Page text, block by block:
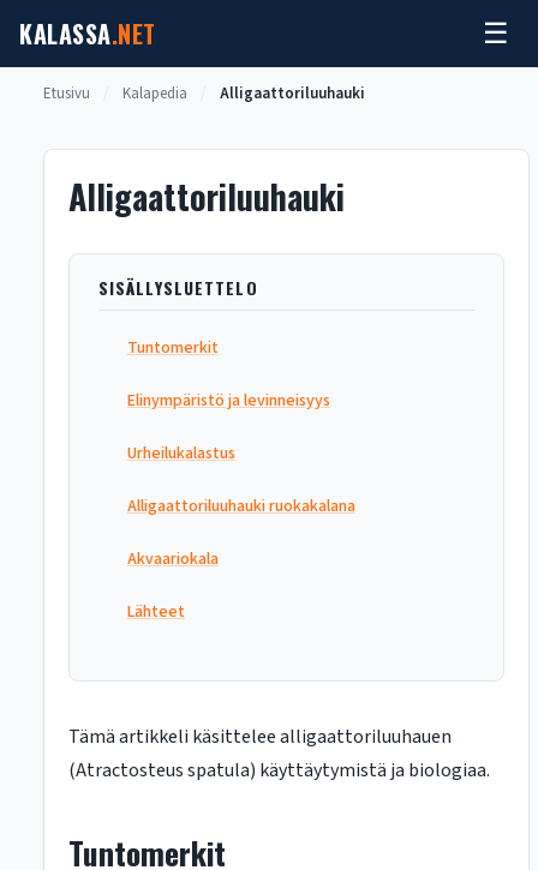
sisältöön
KALASSA.NET ☰
Etusivu Kalapedia Alligaattoriluuhauki
Alligaattoriluuhauki
SISÄLLYSLUETTELO
Tuntomerkit
Elinympäristö ja levinneisyys
Urheilukalastus
Alligaattoriluuhauki ruokakalana
Akvaariokala
Lähteet
Tämä artikkeli käsittelee alligaattoriluuhauen
(Atractosteus spatula) käyttäytymistä ja biologiaa.
Tuntomerkit